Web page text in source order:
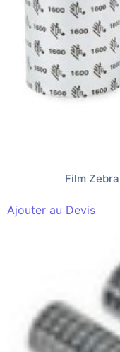
Film
Ajouter au Devis